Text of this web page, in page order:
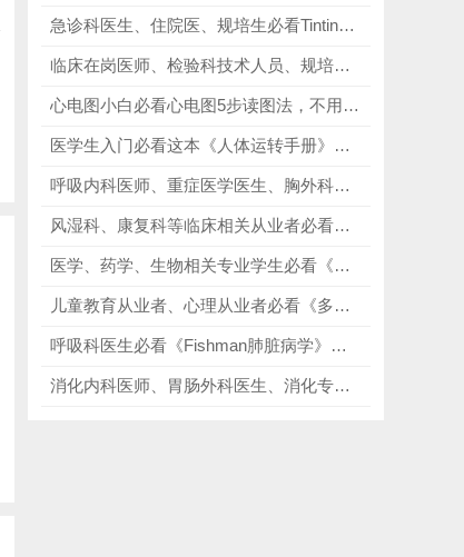
急诊科医生、住院医、规培生必看Tintinalli’s Emergency Medicine 9th Edition，从院前急救到灾难救援，从基础复苏到高级生命支持的全流程覆盖！
临床在岗医师、检验科技术人员、规培实习医护必看《诊断与实验室检验手册》第七版，快速判读报告，精准书写医疗文书！
心电图小白必看心电图5步读图法，不用死记硬背复杂口诀和知识点，一套方法搞定心电图读图全流程！
医学生入门必看这本《人体运转手册》，1500+张精美插画，讲解通俗接地气，从细胞到系统，从骨骼到神经，从头到脚全方位解析人体奥秘！
呼吸内科医师、重症医学医生、胸外科从业者、内科规培进修人员、科研留学人群必看《Fishmans肺脏病学》第5版，规范诊疗、强化影像鉴别能力！
风湿科、康复科等临床相关从业者必看《实用骨科影像学 第7版》，涉及各类骨科疾病的影像特征、诊断鉴别、设备应用等多个维度！
医学、药学、生物相关专业学生必看《Harper‘s Illustrated Biochemistry》第32版，超600幅全彩图解，将复杂的代谢路径、分子结构具象化！
儿童教育从业者、心理从业者必看《多动症儿童养育六步法》，掌握科学的ADHD养育方法，改善孩子行为习惯!
呼吸科医生必看《Fishman肺脏病学》第5版，彻底告别肺脏病学学习内耗，临床诊疗有参考、科研写作有支撑、备考刷题有方向！
消化内科医师、胃肠外科医生、消化专科进修人员、医学生、科研从业者必看《山田胃肠病学教科书》第7版，优化诊疗方案、精进内镜技术！